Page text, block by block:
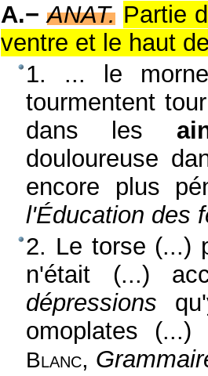
A.− ANAT. Partie
ventre et le haut
1. ... le
tourmentent
dans les
douloureuse
encore plus
l'Éducation des
2. Le torse (...)
n'était (...)
dépressions
omoplates
Blanc,